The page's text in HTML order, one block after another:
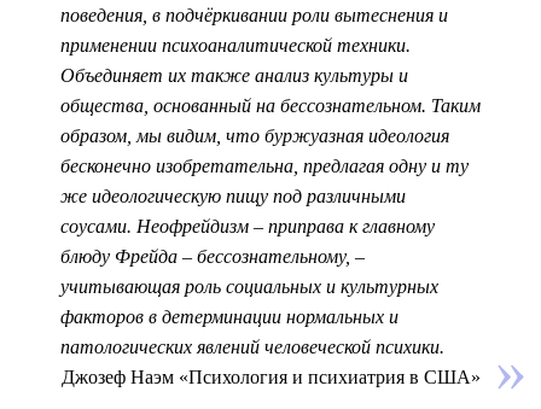
поведения, в подчёркивании роли вытеснения и
применении психоаналитической техники.
Объединяет их также анализ культуры и
общества, основанный на бессознательном. Таким
образом, мы видим, что буржуазная идеология
бесконечно изобретательна, предлагая одну и ту
же идеологическую пищу под различными
соусами. Неофрейдизм – приправа к главному
блюду Фрейда – бессознательному, –
учитывающая роль социальных и культурных
факторов в детерминации нормальных и
патологических явлений человеческой психики.
Джозеф Наэм «Психология и психиатрия в США»